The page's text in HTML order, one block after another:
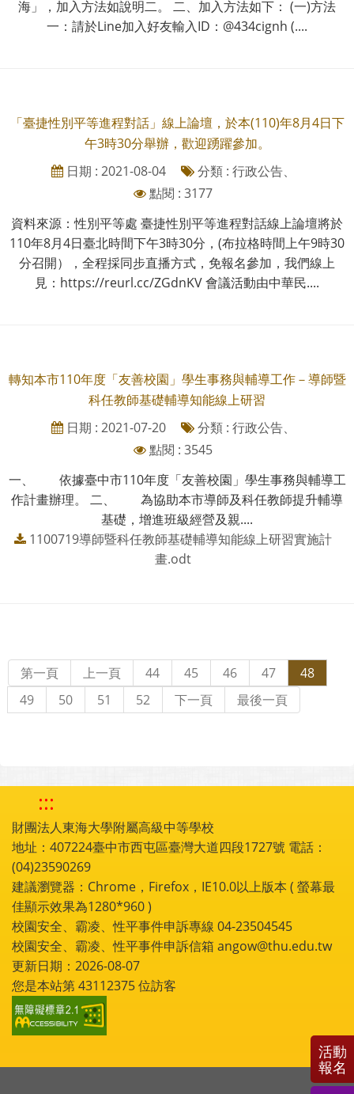
海」，加入方法如說明二。 二、加入方法如下： (一)方法
一：請於Line加入好友輸入ID：@434cignh (....
「臺捷性別平等進程對話」線上論壇，於本(110)年8月4日下
午3時30分舉辦，歡迎踴躍參加。
日期 : 2021-08-04
分類 : 行政公告、
點閱 : 3177
資料來源：性別平等處 臺捷性別平等進程對話線上論壇將於
110年8月4日臺北時間下午3時30分，(布拉格時間上午9時30
分召開），全程採同步直播方式，免報名參加，我們線上
見：https://reurl.cc/ZGdnKV 會議活動由中華民....
轉知本市110年度「友善校園」學生事務與輔導工作－導師暨
科任教師基礎輔導知能線上研習
日期 : 2021-07-20
分類 : 行政公告、
點閱 : 3545
一、 依據臺中市110年度「友善校園」學生事務與輔導工
作計畫辦理。 二、 為協助本市導師及科任教師提升輔導
基礎，增進班級經營及親....
1100719導師暨科任教師基礎輔導知能線上研習實施計
畫.odt
第一頁 上一頁 44 45 46 47
48
49
50 51 52 下一頁 最後一頁
:::
財團法人東海大學附屬高級中等學校
地址：407224臺中市西屯區臺灣大道四段1727號 電話：
(04)23590269
建議瀏覽器：Chrome，Firefox，IE10.0以上版本 ( 螢幕最
佳顯示效果為1280*960 )
校園安全、霸凌、性平事件申訴專線 04-23504545
校園安全、霸凌、性平事件申訴信箱 angow@thu.edu.tw
更新日期：2026-08-07
您是本站第43112375位訪客
活動
報名